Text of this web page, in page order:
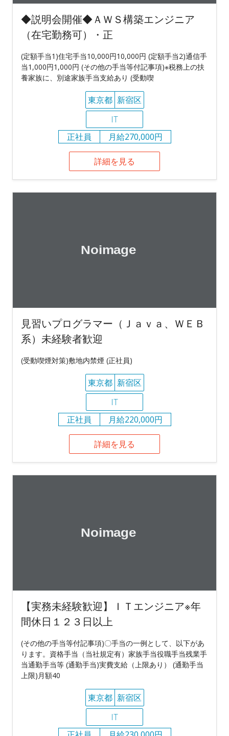
◆説明会開催◆ＡＷＳ構築エンジニア
（在宅勤務可）・正
(定額手当1)住宅手当10,000円10,000円 (定額手当2)通信手
当1,000円1,000円 (その他の手当等付記事項)※税務上の扶
養家族に、別途家族手当支給あり (受動喫
東京都 新宿区
IT
正社員
月給270,000円
詳細を見る
見習いプログラマー（Ｊａｖａ、ＷＥＢ
系）未経験者歓迎
(受動喫煙対策)敷地内禁煙 (正社員)
東京都 新宿区
IT
正社員
月給220,000円
詳細を見る
【実務未経験歓迎】ＩＴエンジニア※年
間休日１２３日以上
(その他の手当等付記事項)〇手当の一例として、以下があ
ります。資格手当（当社規定有）家族手当役職手当残業手
当通勤手当等 (通勤手当)実費支給（上限あり） (通勤手当
上限)月額40
東京都 新宿区
IT